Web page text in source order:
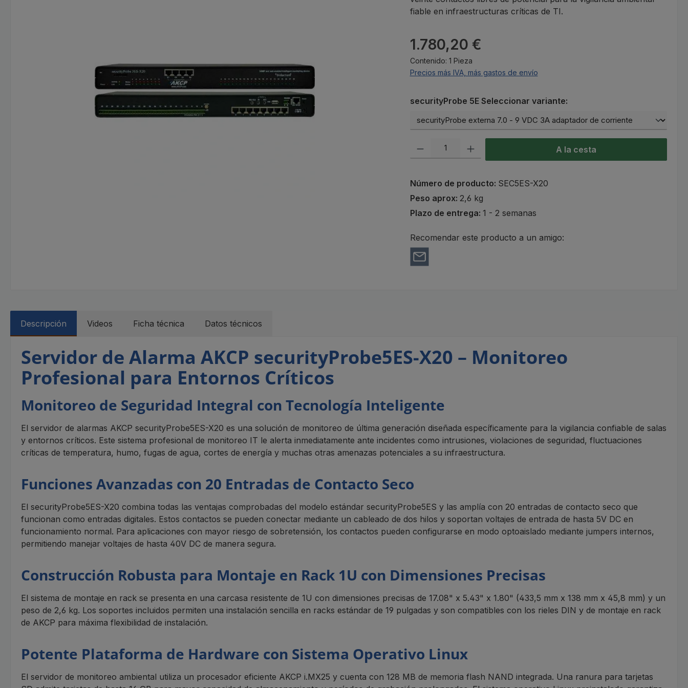
fiable en infraestructuras críticas de TI.
Precio normal:
1.780,20 €
Contenido: 1 Pieza
Precios más IVA, más gastos de envío
Seleccione
securityProbe 5E Seleccionar variante:
Cantidad del producto: introduce la cantidad deseada o usa los botones para
A la cesta
Número de producto: SEC5ES-X20
Peso aprox: 2,6 kg
Plazo de entrega: 1 - 2 semanas
Recomendar este producto a un amigo:
Descripción Videos Ficha técnica Datos técnicos
Servidor de Alarma AKCP securityProbe5ES-X20 – Monitoreo
Profesional para Entornos Críticos
Monitoreo de Seguridad Integral con Tecnología Inteligente
El servidor de alarmas AKCP securityProbe5ES-X20 es una solución de monitoreo de última generación diseñada específicamente para la vigilancia confiable de salas
y entornos críticos. Este sistema profesional de monitoreo IT le alerta inmediatamente ante incidentes como intrusiones, violaciones de seguridad, fluctuaciones
críticas de temperatura, humo, fugas de agua, cortes de energía y muchas otras amenazas potenciales a su infraestructura.
Funciones Avanzadas con 20 Entradas de Contacto Seco
El securityProbe5ES-X20 combina todas las ventajas comprobadas del modelo estándar securityProbe5ES y las amplía con 20 entradas de contacto seco que
funcionan como entradas digitales. Estos contactos se pueden conectar mediante un cableado de dos hilos y soportan voltajes de entrada de hasta 5V DC en
funcionamiento normal. Para aplicaciones con mayor riesgo de sobretensión, los contactos pueden configurarse en modo optoaislado mediante jumpers internos,
permitiendo manejar voltajes de hasta 40V DC de manera segura.
Construcción Robusta para Montaje en Rack 1U con Dimensiones Precisas
El sistema de montaje en rack se presenta en una carcasa resistente de 1U con dimensiones precisas de 17.08" x 5.43" x 1.80" (433,5 mm x 138 mm x 45,8 mm) y un
peso de 2,6 kg. Los soportes incluidos permiten una instalación sencilla en racks estándar de 19 pulgadas y son compatibles con los rieles DIN y de montaje en rack
de AKCP para máxima flexibilidad de instalación.
Potente Plataforma de Hardware con Sistema Operativo Linux
El servidor de monitoreo ambiental utiliza un procesador eficiente AKCP i.MX25 y cuenta con 128 MB de memoria flash NAND integrada. Una ranura para tarjetas